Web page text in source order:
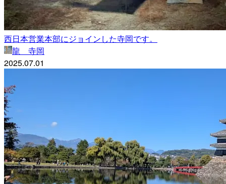
西日本営業本部にジョインした寺岡です。
龍 寺岡
2025.07.01